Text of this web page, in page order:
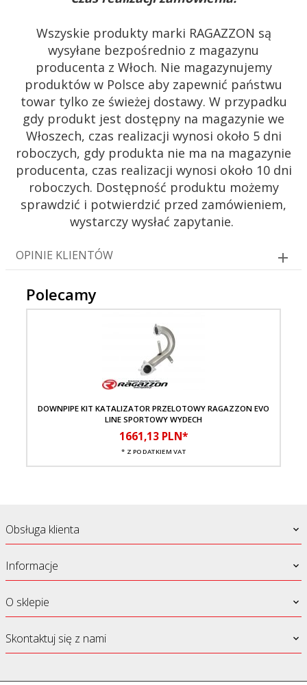
Wszyskie produkty marki RAGAZZON są
wysyłane bezpośrednio z magazynu
producenta z Włoch. Nie magazynujemy
produktów w Polsce aby zapewnić państwu
towar tylko ze świeżej dostawy. W przypadku
gdy produkt jest dostępny na magazynie we
Włoszech, czas realizacji wynosi około 5 dni
roboczych, gdy produkta nie ma na magazynie
producenta, czas realizacji wynosi około 10 dni
roboczych. Dostępność produktu możemy
sprawdzić i potwierdzić przed zamówieniem,
wystarczy wysłać zapytanie.
OPINIE KLIENTÓW
Polecamy
DOWNPIPE KIT KATALIZATOR PRZELOTOWY RAGAZZON EVO
LINE SPORTOWY WYDECH
1661,13 PLN*
* Z PODATKIEM VAT
Obsługa klienta
Informacje
O sklepie
Skontaktuj się z nami